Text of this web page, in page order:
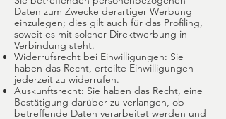
Daten zum Zwecke derartiger Werbung
einzulegen; dies gilt auch für das Profiling,
soweit es mit solcher Direktwerbung in
Verbindung steht.
Widerrufsrecht bei Einwilligungen: Sie
haben das Recht, erteilte Einwilligungen
jederzeit zu widerrufen.
Auskunftsrecht: Sie haben das Recht, eine
Bestätigung darüber zu verlangen, ob
betreffende Daten verarbeitet werden und